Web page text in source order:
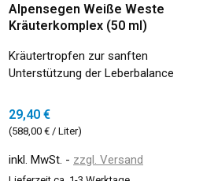
Alpensegen Weiße Weste
Kräuterkomplex (50 ml)
Kräutertropfen zur sanften
Unterstützung der Leberbalance
29,40 €
(588,00 € / Liter)
inkl. MwSt. zzgl. Versand